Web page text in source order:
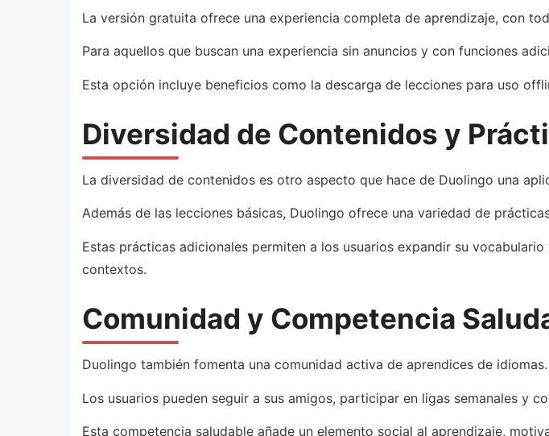
La versión gratuita ofrece una experiencia completa de aprendizaje, con
Para aquellos que buscan una experiencia sin anuncios y con funciones
Esta opción incluye beneficios como la descarga de lecciones para uso
Diversidad de Contenidos y
La diversidad de contenidos es otro aspecto que hace de Duolingo una
Además de las lecciones básicas, Duolingo ofrece una variedad de
Estas prácticas adicionales permiten a los usuarios expandir su
contextos.
Comunidad y Competencia
Duolingo también fomenta una comunidad activa de aprendices de idiomas.
Los usuarios pueden seguir a sus amigos, participar en ligas semanales y
Esta competencia saludable añade un elemento social al aprendizaje,